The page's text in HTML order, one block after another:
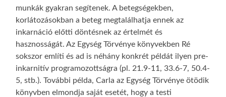
munkák gyakran segítenek. A betegségekben,
korlátozásokban a beteg megtalálhatja ennek az
inkarnáció előtti döntésnek az értelmét és
hasznosságát. Az Egység Törvénye könyvekben Ré
sokszor említi és ad is néhány konkrét példát ilyen pre-
inkarnitív programozottságra (pl. 21.9-11, 33.6-7, 50.4-
5, stb.). További példa, Carla az Egység Törvénye ötödik
könyvben elmondja saját esetét, hogy a testi